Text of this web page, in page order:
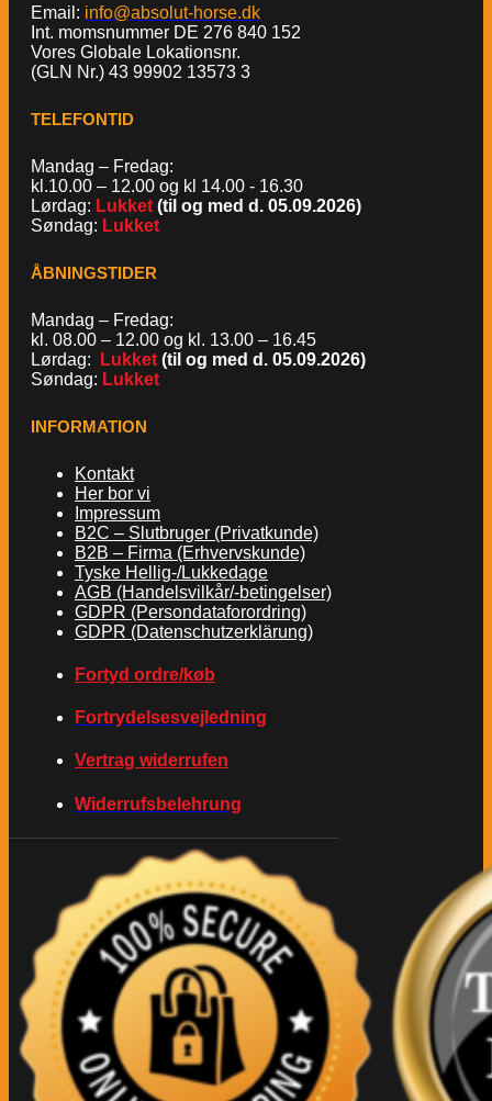
Email: info@absolut-horse.dk
Int. momsnummer DE 276 840 152
Vores Globale Lokationsnr.
(GLN Nr.) 43 99902 13573 3
TELEFONTID
Mandag – Fredag:
kl.10.00 – 12.00 og kl 14.00 - 16.30
Lørdag: Lukket (til og med d. 05.09.2026)
Søndag: Lukket
ÅBNINGSTIDER
Mandag – Fredag:
kl. 08.00 – 12.00 og kl. 13.00 – 16.45
Lørdag:
Lukket (til og med d. 05.09.2026)
Søndag: Lukket
INFORMATION
Kontakt
Her bor vi
Impressum
B2C – Slutbruger (Privatkunde)
B2B – Firma (Erhvervskunde)
Tyske Hellig-/Lukkedage
AGB (Handelsvilkår/-betingelser)
GDPR (Persondataforordring)
GDPR (Datenschutzerklärung)
Fortyd ordre/køb
Fortrydelsesvejledning
Vertrag widerrufen
Widerrufsbelehrung